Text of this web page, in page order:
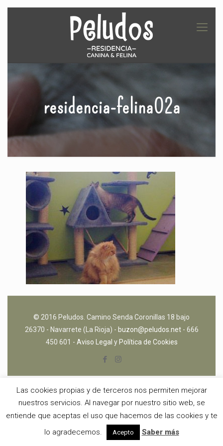
residencia-felina02a
© 2016 Peludos. Camino Senda Coronillas 18 bajo
26370 - Navarrete (La Rioja) - buzon@peludos.net- 666
450 601 - Aviso Legal y Política de Cookies
Las cookies propias y de terceros nos permiten mejorar
nuestros servicios. Al navegar por nuestro sitio web, se
entiende que aceptas el uso que hacemos de las cookies y te
lo agradecemos.
Acepto Saber más